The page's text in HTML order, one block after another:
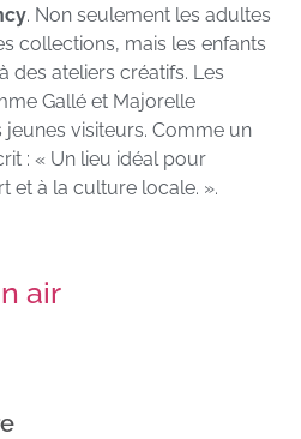
. Non seulement les adultes
collections, mais les enfants
des ateliers créatifs. Les
Gallé et Majorelle
visiteurs. Comme un
: « Un lieu idéal pour
et à la culture locale. ».
air